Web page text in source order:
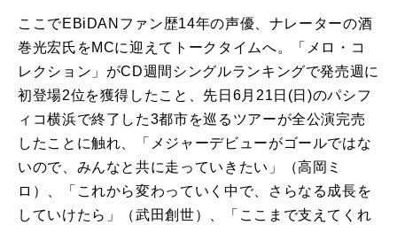
ここでEBiDAN ファン歴14年の声優、ナレーターの酒
巻光宏氏をMCに迎えてトークタイムへ。「メロ・コ
レクション」がCD週間シングルランキングで発売週に
初登場2位を獲得したこと、先日 6月 21 日 (日)のパシフ
ィコ横浜で終了した3都市を巡るツアーが全公演完売
したことに触れ、「メジャーデビューがゴールではな
いので、みんなと共に走っていきたい」（高岡ミ
ロ）、「これから変わっていく中で、さらなる成長を
していけたら」（武田創世）、「ここまで支えてくれ